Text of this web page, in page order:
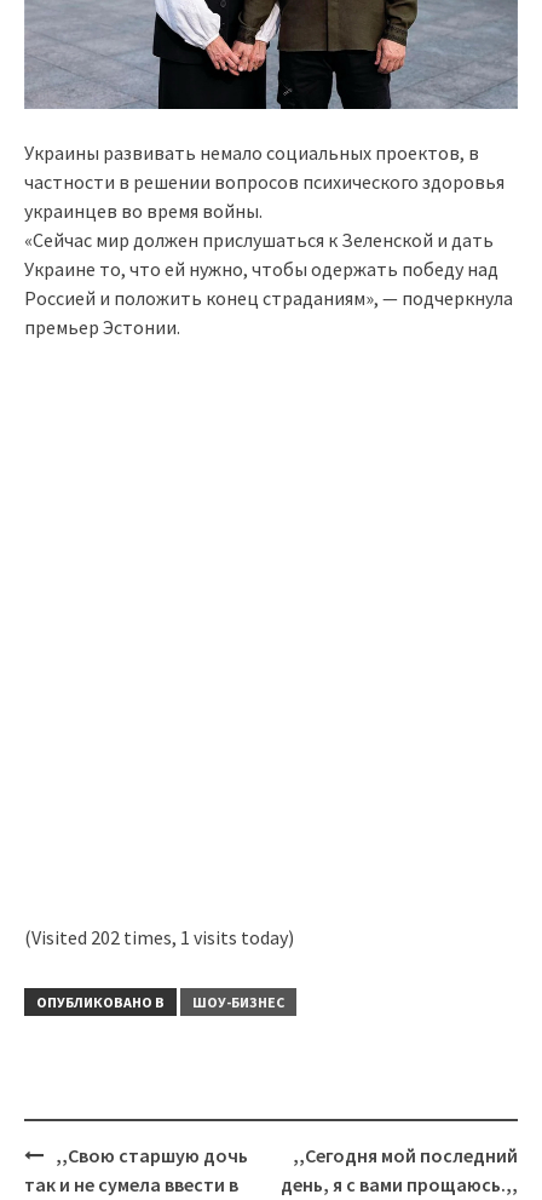
Украины развивать немало социальных проектов, в
частности в решении вопросов психического здоровья
украинцев во время войны.
«Сейчас мир должен прислушаться к Зеленской и дать
Украине то, что ей нужно, чтобы одержать победу над
Россией и положить конец страданиям», — подчеркнула
премьер Эстонии.
(Visited 202 times, 1 visits today)
ОПУБЛИКОВАНО В ШОУ-БИЗНЕС
Навигация
,,Свою старшую дочь
так и не сумела ввести в
,,Сегодня мой последний
день, я с вами прощаюсь.,,